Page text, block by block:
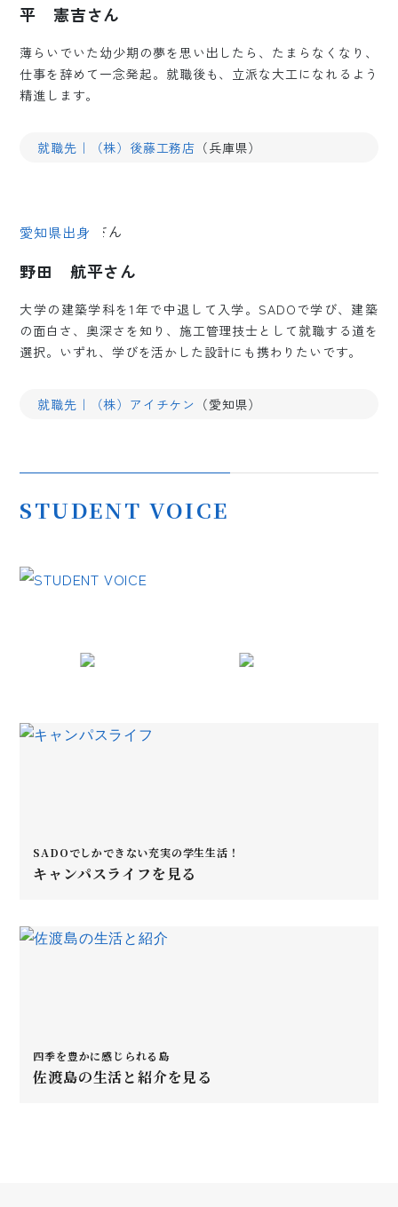
平 憲吉さん
薄らいでいた幼少期の夢を思い出したら、たまらなくなり、
仕事を辞めて一念発起。就職後も、立派な大工になれるよう
精進します。
就職先｜（株）後藤工務店 （兵庫県）
愛知県出身
野田 航平さん
大学の建築学科を1年で中退して入学。SADOで学び、建築
の面白さ、奥深さを知り、施工管理技士として就職する道を
選択。いずれ、学びを活かした設計にも携わりたいです。
就職先｜（株）アイチケン （愛知県）
STUDENT VOICE
SADOでしかできない充実の学生生活！
キャンパスライフを見る
四季を豊かに感じられる島
佐渡島の生活と紹介を見る